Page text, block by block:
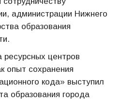
администрации Нижнего
образования
центров
опыт сохранения
кода» выступил
образования города